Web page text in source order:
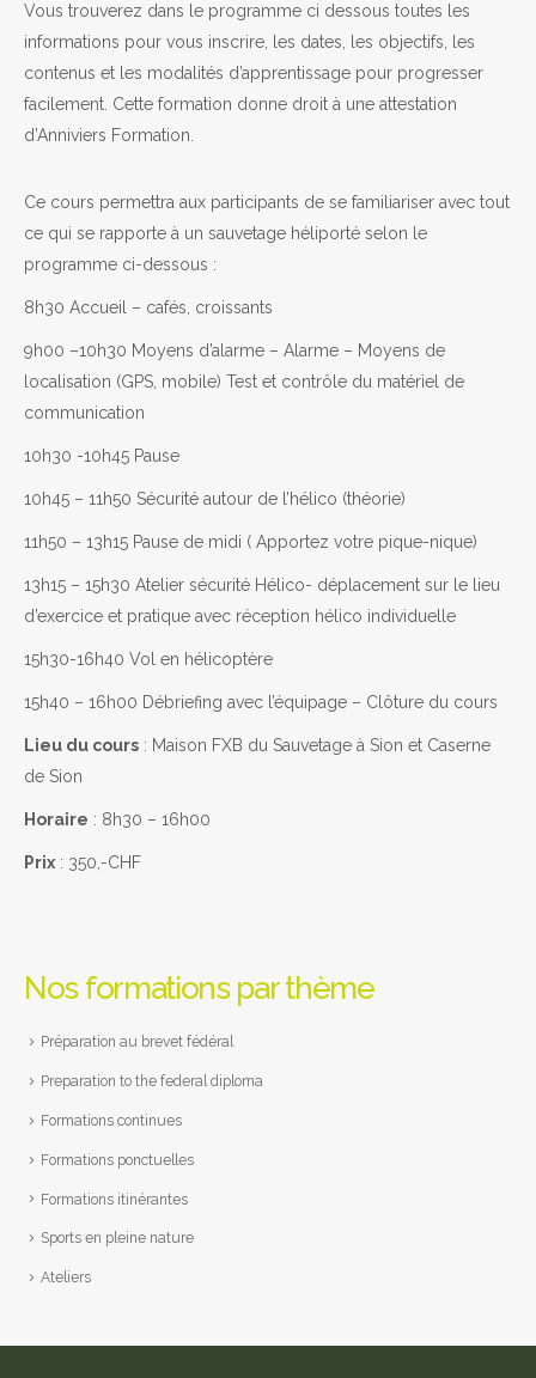
Vous trouverez dans le programme ci dessous toutes les
informations pour vous inscrire, les dates, les objectifs, les
contenus et les modalités d’apprentissage pour progresser
facilement. Cette formation donne droit à une attestation
d’Anniviers Formation.
Ce cours permettra aux participants de se familiariser avec tout
ce qui se rapporte à un sauvetage héliporté selon le
programme ci-dessous :
8h30 Accueil – cafés, croissants
9h00 –10h30 Moyens d’alarme – Alarme – Moyens de
localisation (GPS, mobile) Test et contrôle du matériel de
communication
10h30 -10h45 Pause
10h45 – 11h50 Sécurité autour de l’hélico (théorie)
11h50 – 13h15 Pause de midi ( Apportez votre pique-nique)
13h15 – 15h30 Atelier sécurité Hélico- déplacement sur le lieu
d’exercice et pratique avec réception hélico individuelle
15h30-16h40 Vol en hélicoptère
15h40 – 16h00 Débriefing avec l’équipage – Clôture du cours
Lieu du cours : Maison FXB du Sauvetage à Sion et Caserne
de Sion
Horaire : 8h30 – 16h00
Prix : 350,-CHF
Nos formations par thème
Préparation au brevet fédéral
Preparation to the federal diploma
Formations continues
Formations ponctuelles
Formations itinérantes
Sports en pleine nature
Ateliers